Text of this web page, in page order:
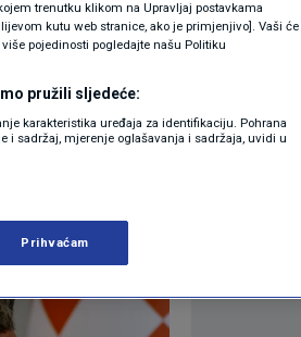
trenutku klikom na Upravljaj postavkama
kutu web stranice, ako je primjenjivo]. Vaši će
pojedinosti pogledajte našu Politiku
pružili sljedeće:
karakteristika uređaja za identifikaciju. Pohrana
i sadržaj, mjerenje oglašavanja i sadržaja, uvidi u
Prihvaćam